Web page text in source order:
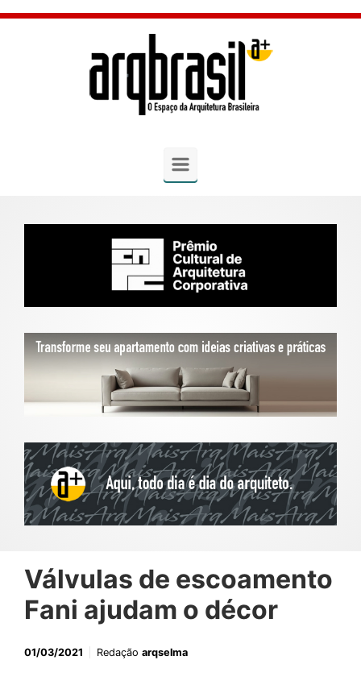
Skip to main content
Válvulas de escoamento
Fani ajudam o décor
01/03/2021 Redação arqselma